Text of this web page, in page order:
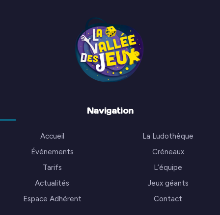
Navigation
Accueil
La Ludothèque
Événements
Créneaux
Tarifs
L’équipe
Actualités
Jeux géants
Espace Adhérent
Contact